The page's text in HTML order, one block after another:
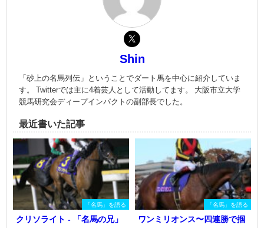
Shin
「砂上の名馬列伝」ということでダート馬を中心に紹介していま
す。 Twitterでは主に4着芸人として活動してます。 大阪市立大学
競馬研究会ディープインパクトの副部長でした。
最近書いた記事
「名馬」を語る
クリソライト - 「名馬の兄」
「名馬」を語る
ワンミリオンス〜四連勝で掴